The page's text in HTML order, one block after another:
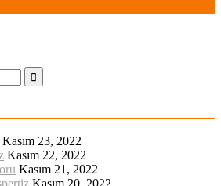
Kasım 23, 2022
Kasım 22, 2022
Kasım 21, 2022
Kasım 20, 2022